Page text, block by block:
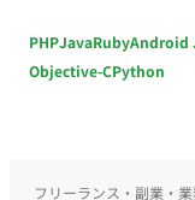
が少ないと依頼が難
日（納期）さえ守っ
了時にはSlackにて報告をお願
PHPJavaRubyAndroid
Objective-CPython
フリーランス・副業・